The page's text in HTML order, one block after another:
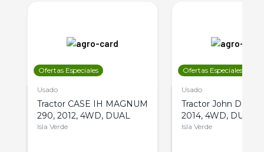
Ofertas Especiales
Usado
Tractor CASE IH MAGNUM
290, 2012, 4WD, DUAL
Isla Verde
Ofertas Especiales
Usado
Tractor John Deere
2014, 4WD, DUAL
Isla Verde